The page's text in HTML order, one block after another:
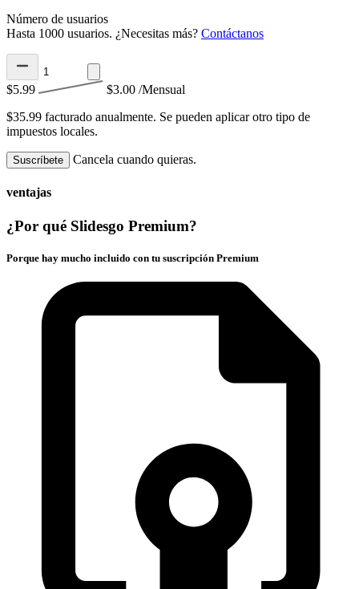
Número de usuarios
Hasta 1000 usuarios. ¿Necesitas más? Contáctanos
$5.99 $3.00 /Mensual
$35.99 facturado anualmente. Se pueden aplicar otro tipo de
impuestos locales.
Suscríbete Cancela cuando quieras.
ventajas
¿Por qué Slidesgo Premium?
Porque hay mucho incluido con tu suscripción Premium